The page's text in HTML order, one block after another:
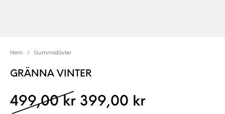
Hem / Gummistövlar
GRÄNNA VINTER
499,00 kr Det ursprungliga
399,00 krDet